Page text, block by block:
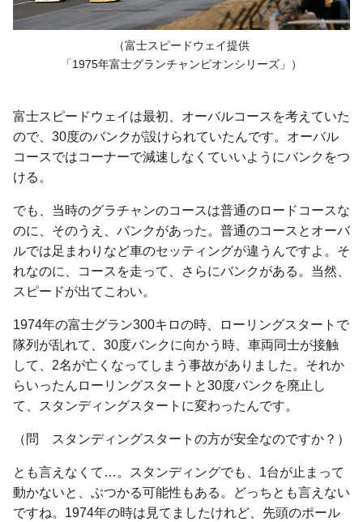
（富士スピードウェイ提供
「1975年富士グランチャンピオンシリーズ」）
富士スピードウェイは最初、オーバルコースを考えていた
ので、30度のバンクが設けられていたんです。オーバル
コースではコーナーで減速しなくていいようにバンクをつ
ける。
でも、当時のグラチャンのコースは普通のロードコースな
のに、そのうえ、バンクがあった。普通のコースとオーバ
ルでは足まわりなど車のセッティングが違うんですよ。そ
れなのに、コースを走って、さらにバンクがある。当然、
スピードが出てこわい。
1974年の富士グラン300キロの時、ローリングスタートで
隊列が乱れて、30度バンクに向かう時、車両同士が接触
して、2名が亡くなってしまう事故がありました。それか
らいったんローリングスタートと30度バンクを廃止し
て、スタンディングスタートに変わったんです。
（問 スタンディングスタートの方が安全なのですか？）
とも言えなくて…。スタンディングでも、1台が止まって
動かないと、ぶつかる可能性もある。どっちとも言えない
ですね。1974年の時は見てましたけれど、先頭のポール